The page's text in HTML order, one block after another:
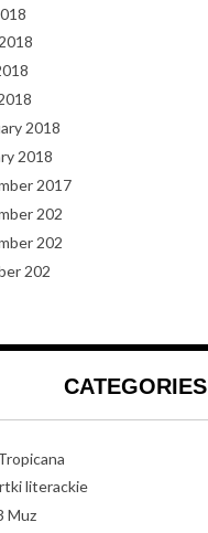
2018
2018
2017
202
202
202
CATEGORIES
literackie
Muz